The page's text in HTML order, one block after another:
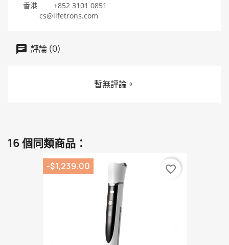
香港 +852 3101 0851
cs@lifetrons.com
評論 (0)
暫無評論。
16 個同類商品：
-$1,239.00 favorite_border